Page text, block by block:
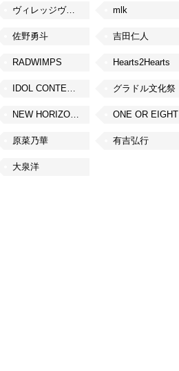
ヴィレッジヴァンガード mlk
佐野勇斗 吉田仁人
RADWIMPS Hearts2Hearts
IDOL CONTENT EXPO グラドル文化祭
NEW HORIZON FEST ONE OR EIGHT
原菜乃華 有吉弘行
大泉洋